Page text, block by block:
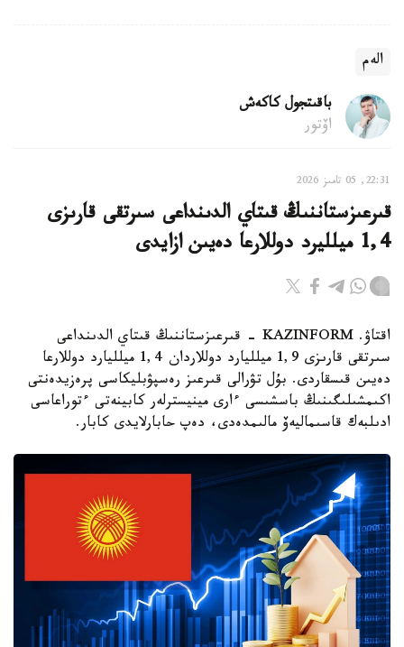
الەم
باقىتجول كاكەش
اۆتور
22:31, 05 تامىز 2026
قىرعىزستاننىڭ قىتاي الدىنداعى سىرتقى قارىزى
1,4 ميلليرد دوللارعا دەيىن ازايدى
اقتاۋ. KAZINFORM - قىرعىزستاننىڭ قىتاي الدىنداعى
سىرتقى قارىزى 1,9 ميلليارد دوللاردان 1,4 ميلليارد دوللارعا
دەيىن قىسقاردى. بۇل تۋرالى قىرعىز رەسپۋبليكاسى پرەزيدەنتى
اكىمشىلىگىنىڭ باسشىسى ءارى مينيسترلەر كابينەتى ءتوراعاسى
ادىلبەك قاسىماليەۆ مالىمدەدى، دەپ حابارلايدى كابار.